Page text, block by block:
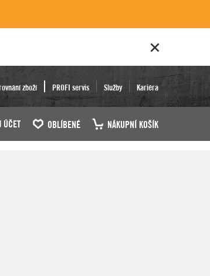
zboží PROFI servis Služby Kariéra
ÚČET OBLÍBENÉ NÁKUPNÍ KOŠÍK